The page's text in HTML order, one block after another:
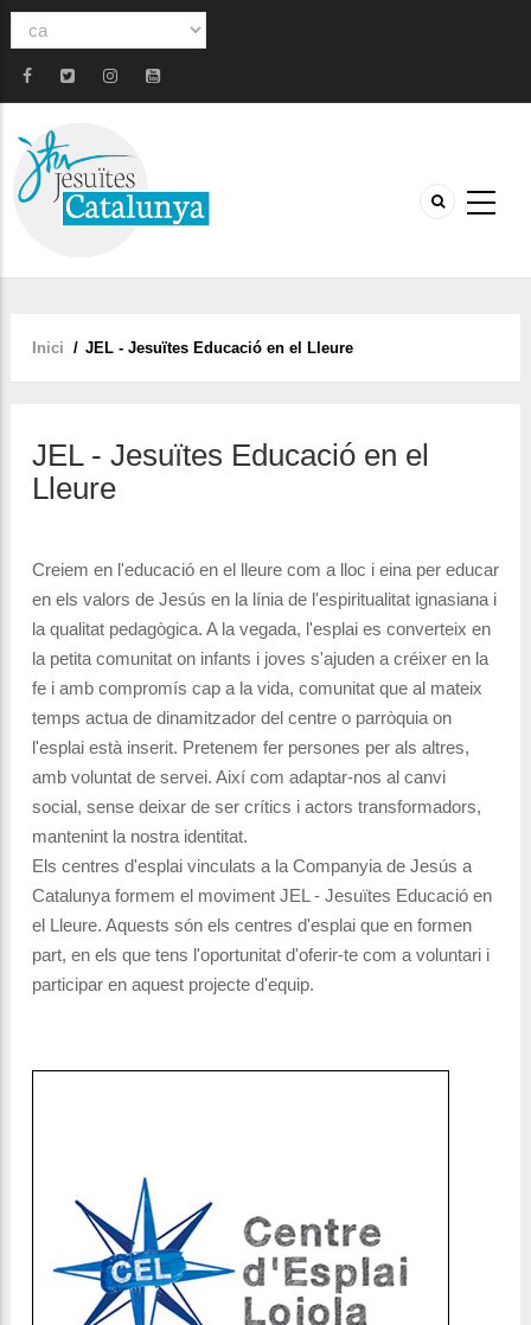
Select
language
Fil
Inici / JEL - Jesuïtes Educació en el Lleure
JEL - Jesuïtes Educació en el
Lleure
Creiem en l'educació en el lleure com a lloc i eina per educar
en els valors de Jesús en la línia de l'espiritualitat ignasiana i
la qualitat pedagògica. A la vegada, l'esplai es converteix en
la petita comunitat on infants i joves s'ajuden a créixer en la
fe i amb compromís cap a la vida, comunitat que al mateix
temps actua de dinamitzador del centre o parròquia on
l'esplai està inserit. Pretenem fer persones per als altres,
amb voluntat de servei. Així com adaptar-nos al canvi
social, sense deixar de ser crítics i actors transformadors,
mantenint la nostra identitat.
Els centres d'esplai vinculats a la Companyia de Jesús a
Catalunya formem el moviment JEL - Jesuïtes Educació en
el Lleure. Aquests són els centres d'esplai que en formen
part, en els que tens l'oportunitat d'oferir-te com a voluntari i
participar en aquest projecte d'equip.